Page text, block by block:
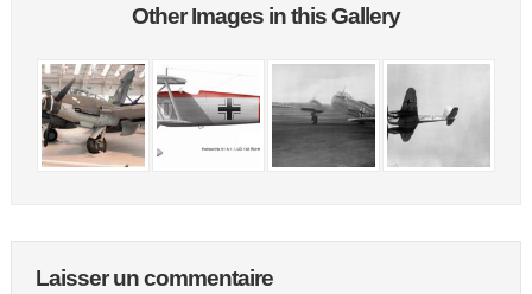
Other Images in this Gallery
Laisser un commentaire